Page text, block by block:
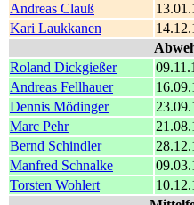
Andreas Clauß
Kari Laukkanen
Roland Dickgießer
Andreas Fellhauer
Dennis Mödinger
Marc Pehr
Bernd Schindler
Manfred Schnalke
Torsten Wohlert